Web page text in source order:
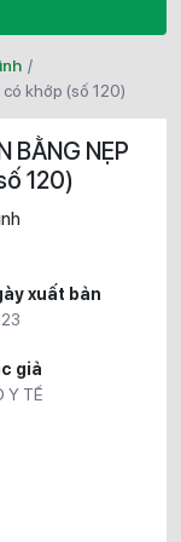
/
khớp (số 120)
BẰNG NẸP
120)
xuất bản
giả
Y TẾ